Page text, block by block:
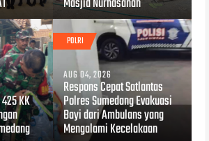
Masjid Nurhasanah
KK
POLRI
AUG 04, 2026
Respons Cepat Satlantas
Polres Sumedang Evakuasi
Bayi dari Ambulans yang
Mengalami Kecelakaan